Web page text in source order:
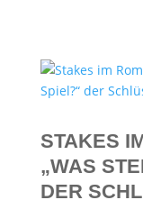
STAKES
„WAS
DER